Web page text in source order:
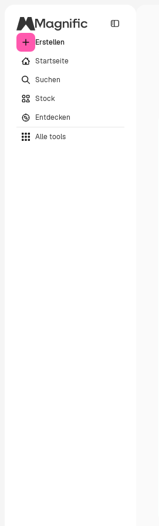
Erstellen
Startseite
Suchen
Stock
Entdecken
Alle tools